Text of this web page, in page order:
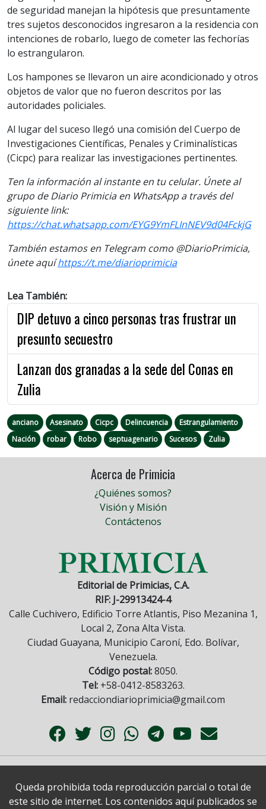
de seguridad manejan la hipótesis que presuntamente
tres sujetos desconocidos ingresaron a la residencia con
intenciones de robarlo, luego de cometer las fechorías
lo estrangularon.
Los hampones se llevaron un aire acondicionado y otros
objetos de valor que no fueron descritos por las
autoridades policiales.
Al lugar del suceso llegó una comisión del Cuerpo de
Investigaciones Científicas, Penales y Criminalísticas
(Cicpc) para realizar las investigaciones pertinentes.
Ten la información al instante en tu celular. Únete al
grupo de Diario Primicia en WhatsApp a través del
siguiente link:
https://chat.whatsapp.com/EYG9YmFLInNEV9d04FckjG
También estamos en Telegram como @DiarioPrimicia,
únete aquíhttps://t.me/diarioprimicia
Lea También:
DIP detuvo a cinco personas tras frustrar un
presunto secuestro
Lanzan dos granadas a la sede del Conas en
Zulia
anciano Asesinato Cicpc Delincuencia
Estrangulamiento
Nación
robar Robo septuagenario Sucesos Zulia
Acerca de Primicia
¿Quiénes somos?
Visión y Misión
Contáctenos
Editorial de Primicias, C.A.
RIF: J-29913424-4
Calle Cuchivero, Edificio Torre Atlantis, Piso Mezanina 1,
Local 2, Zona Alta Vista.
Ciudad Guayana, Municipio Caroní, Edo. Bolívar,
Venezuela.
Código postal:8050.
Tel:+58-0412-8583263.
Email: redacciondiarioprimicia@gmail.com
Queda prohibida toda reproducción parcial o total de
este sitio de internet. Los contenidos aquí publicados se